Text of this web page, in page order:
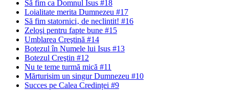
Să fim ca Domnul Isus #18
Loialitate merita Dumnezeu #17
Să fim statornici‚ de neclintit! #16
Zeloşi pentru fapte bune #15
Umblarea Creştină #14
Botezul în Numele lui Isus #13
Botezul Creştin #12
Nu te teme turmă mică #11
Mărturisim un singur Dumnezeu #10
Succes pe Calea Credinței #9